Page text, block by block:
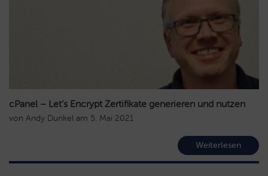
cPanel – Let’s Encrypt Zertifikate generieren und nutzen
von Andy Dunkel am 5. Mai 2021
Weiterlesen